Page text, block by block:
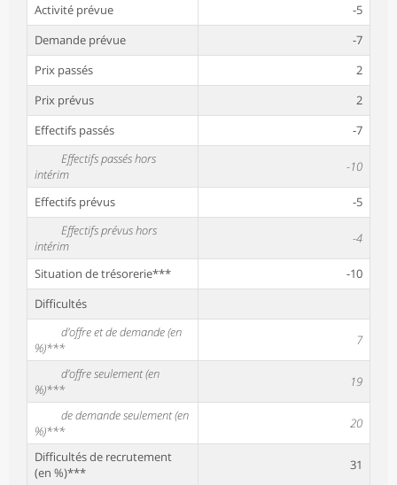
Activité prévue
-5
Demande prévue
-7
Prix passés
2
Prix prévus
2
Effectifs passés
-7
Effectifs passés hors
intérim
-10
Effectifs prévus
-5
Effectifs prévus hors
intérim
-4
Situation de trésorerie***
-10
Difficultés
d’offre et de demande (en
%)***
7
d’offre seulement (en
%)***
19
de demande seulement (en
%)***
20
Difficultés de recrutement
(en %)***
31